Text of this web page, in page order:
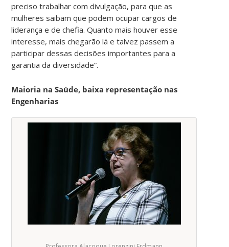
preciso trabalhar com divulgação, para que as
mulheres saibam que podem ocupar cargos de
liderança e de chefia. Quanto mais houver esse
interesse, mais chegarão lá e talvez passem a
participar dessas decisões importantes para a
garantia da diversidade”.
Maioria na Saúde, baixa representação nas
Engenharias